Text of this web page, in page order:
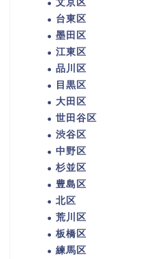
文京区
台東区
墨田区
江東区
品川区
目黒区
大田区
世田谷区
渋谷区
中野区
杉並区
豊島区
北区
荒川区
板橋区
練馬区